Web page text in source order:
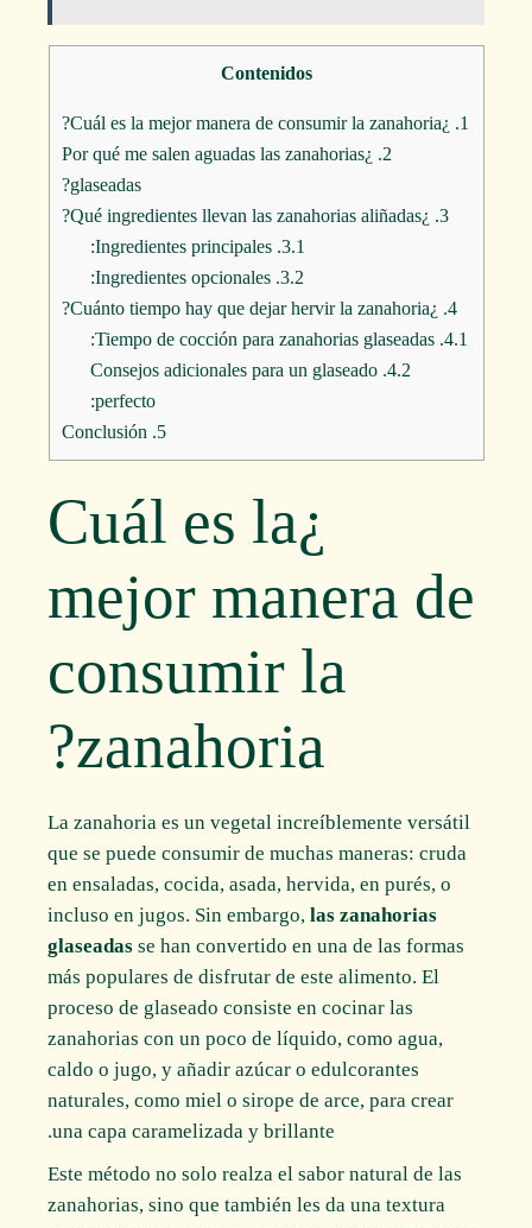
Contenidos
1.
¿Cuál es la mejor manera de consumir la zanahoria?
2.
¿Por qué me salen aguadas las zanahorias
glaseadas?
3.
¿Qué ingredientes llevan las zanahorias aliñadas?
3.1.
Ingredientes principales:
3.2.
Ingredientes opcionales:
4.
¿Cuánto tiempo hay que dejar hervir la zanahoria?
4.1.
Tiempo de cocción para zanahorias glaseadas:
4.2.
Consejos adicionales para un glaseado
perfecto:
5.
¿Cuál es la
mejor manera de
consumir la
zanahoria?
La zanahoria es un vegetal increíblemente versátil
que se puede consumir de muchas maneras: cruda
en ensaladas, cocida, asada, hervida, en purés, o
incluso en jugos. Sin embargo,las zanahorias
glaseadas se han convertido en una de las formas
más populares de disfrutar de este alimento. El
proceso de glaseado consiste en cocinar las
zanahorias con un poco de líquido, como agua,
caldo o jugo, y añadir azúcar o edulcorantes
naturales, como miel o sirope de arce, para crear
una capa caramelizada y brillante.
Este método no solo realza el sabor natural de las
zanahorias, sino que también les da una textura